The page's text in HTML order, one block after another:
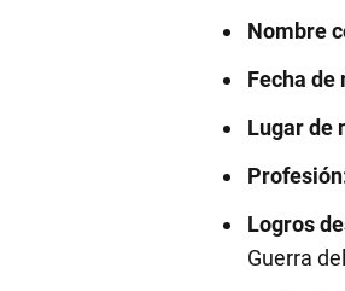
Nombre
Fecha de
Lugar de
Logros
Guerra